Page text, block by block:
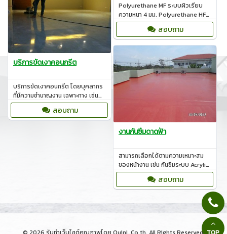
Polyurethane MF ระบบผิวเรียบ
ความหนา 4 มม. Polyurethane HF
ระบบผิวหยาบความหนา 6-12 มม.
สอบถาม
บริการขัดเงาคอนกรีต
บริการขัดเงาคอนกรีต โดยบุคลากร
ที่มีความชำนาญงาน เฉพาะทาง เช่น
งานเคลือบผิวพื้นด้วยวัสดุประเภท
สอบถาม
งานกันซึมดาดฟ้า
สามารถเลือกได้ตามความเหมาะสม
ของหน้างาน เช่น กันซึมระบบ Acrylic,
Polyurethane, Cement base
สอบถาม